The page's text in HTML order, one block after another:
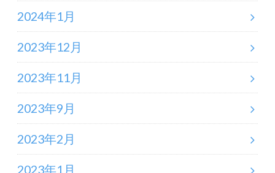
2024年1月
2023年12月
2023年11月
2023年9月
2023年2月
2023年1月